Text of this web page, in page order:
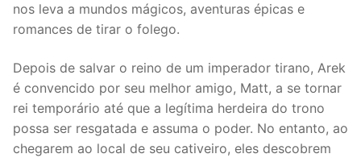
nos leva a mundos mágicos, aventuras épicas e
romances de tirar o folego.
Depois de salvar o reino de um imperador tirano, Arek
é convencido por seu melhor amigo, Matt, a se tornar
rei temporário até que a legítima herdeira do trono
possa ser resgatada e assuma o poder. No entanto, ao
chegarem ao local de seu cativeiro, eles descobrem